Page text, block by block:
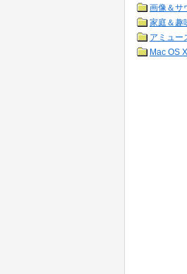
画像＆サ
家庭＆趣
アミュー
Mac OS X